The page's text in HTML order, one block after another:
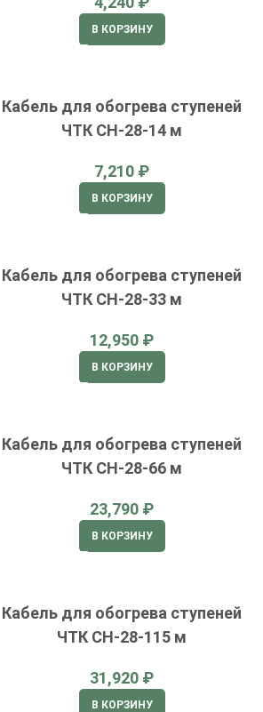
В КОРЗИНУ
Кабель для обогрева ступеней
ЧТК СН-28-14 м
₽
В КОРЗИНУ
Кабель для обогрева ступеней
ЧТК СН-28-33 м
₽
В КОРЗИНУ
Кабель для обогрева ступеней
ЧТК СН-28-66 м
₽
В КОРЗИНУ
Кабель для обогрева ступеней
ЧТК СН-28-115 м
₽
В КОРЗИНУ